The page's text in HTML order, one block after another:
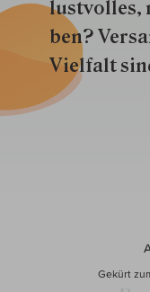
lustvolles,
ben?
Vielfalt
Gekürt